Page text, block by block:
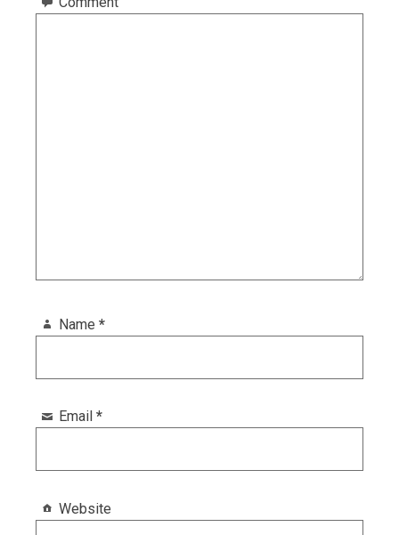
Name *
Email *
Website